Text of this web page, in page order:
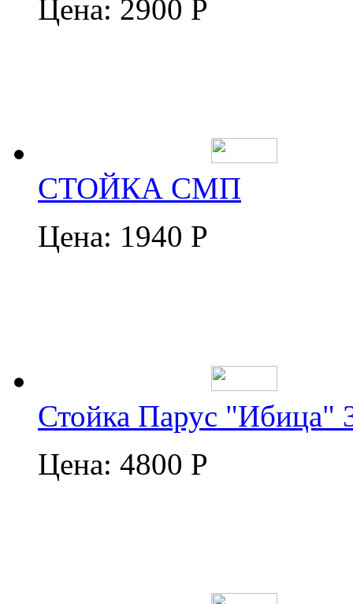
Цена: 2900 Р
СТОЙКА СМП
Цена: 1940 Р
Стойка Парус "Ибица"
Цена: 4800 Р